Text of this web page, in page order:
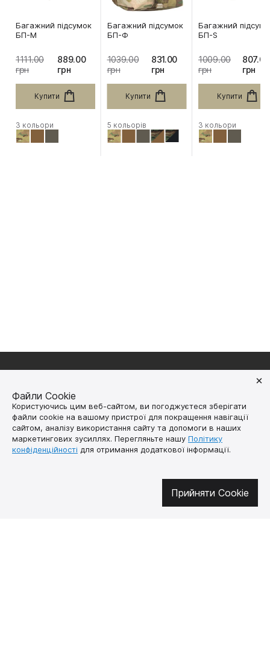
Багажний підсумок
БП-М
1111.00
грн
889.00
грн
Купити
3 кольори
Багажний підсумок
БП-Ф
1039.00
грн
831.00
грн
Купити
5 кольорів
Багажний
БП-S
1009.00
грн
807.00
грн
Купити
3 кольори
Долучайтесь у соцмережах
Файли Cookie
Користуючись цим веб-сайтом, ви погоджуєтеся зберігати
файли cookie на вашому пристрої для покращення навігації
сайтом, аналізу використання сайту та допомоги в наших
маркетингових зусиллях. Перегляньте нашу Політику
конфіденційності для отримання додаткової інформації.
Прийняти Cookie